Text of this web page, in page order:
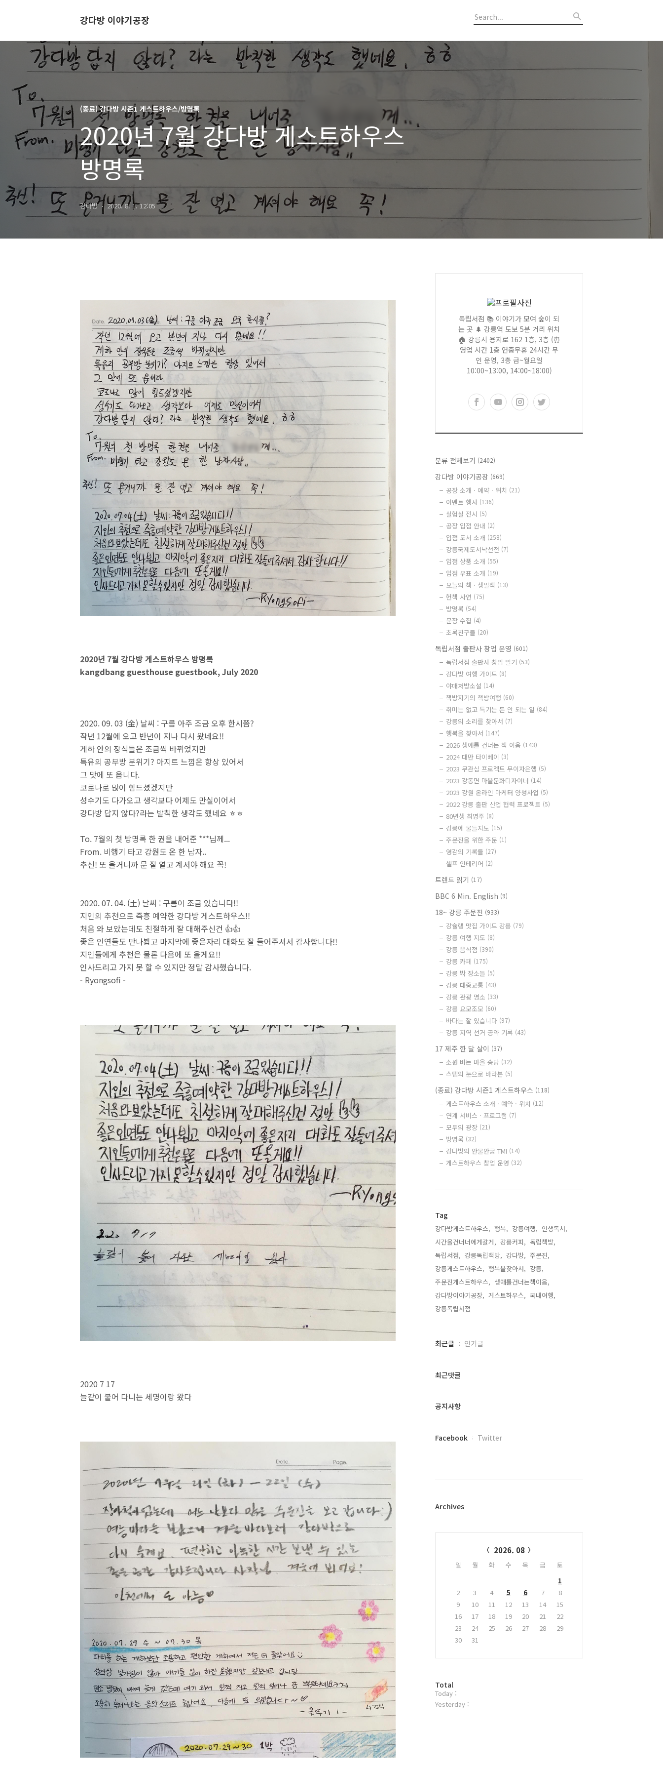
강다방 이야기공장
(종료) 강다방 시즌1 게스트하우스/방명록
2020년 7월 강다방 게스트하우스
방명록
강다방 2020. 8. 1. 12:05
2020년 7월 강다방 게스트하우스 방명록
kangdbang guesthouse guestbook, July 2020
2020. 09. 03 (金) 날씨 : 구름 아주 조금 오후 한시쯤?
작년 12월에 오고 반년이 지나 다시 왔네요!!
게하 안의 장식들은 조금씩 바뀌었지만
특유의 공부방 분위기? 아지트 느낌은 항상 있어서
그 맛에 또 옵니다.
코로나로 많이 힘드셨겠지만
성수기도 다가오고 생각보다 어제도 만실이어서
강다방 답지 않다?라는 발칙한 생각도 했네요 ㅎㅎ
To. 7월의 첫 방명록 한 권을 내어준 ***님께...
From. 비행기 타고 강원도 온 한 남자..
추신! 또 올거니까 문 잘 열고 계셔야 해요 꼭!
2020. 07. 04. (土) 날씨 : 구름이 조금 있습니다!!
지인의 추천으로 즉흥 예약한 강다방 게스트하우스!!
처음 와 보았는데도 친절하게 잘 대해주신건 👍👍
좋은 인연들도 만나뵙고 마지막에 좋은자리 대화도 잘 들어주셔서 감사합니다!!
지인들에게 추천은 물론 다음에 또 올게요!!
인사드리고 가지 못 할 수 있지만 정말 감사했습니다.
- Ryongsofi -
2020 7 17
늘같이 붙어 다니는 세명이랑 왔다
독립서점 📚 이야기가 모여 숲이 되
는 곳 🌲 강릉역 도보 5분 거리 위치
🏠 강릉시 용지로 162 1층, 3층 (⏰
영업 시간 1층 연중무휴 24시간 무
인 운영, 3층 금~월요일
10:00~13:00, 14:00~18:00)
분류 전체보기 (2402)
강다방 이야기공장 (669)
공장 소개 · 예약 · 위치 (21)
이벤트 행사 (136)
실험실 전시 (5)
공장 입점 안내 (2)
입점 도서 소개 (258)
강릉국제도서낙선전 (7)
입점 상품 소개 (55)
입점 우표 소개 (19)
오늘의 책 · 생일책 (13)
헌책 사연 (75)
방명록 (54)
문장 수집 (4)
초록친구들 (20)
독립서점 출판사 창업 운영 (601)
독립서점 출판사 창업 일기 (53)
강다방 여행 가이드 (8)
야매처방소설 (14)
책방지기의 책방여행 (60)
취미는 없고 특기는 돈 안 되는 일 (84)
강릉의 소리를 찾아서 (7)
행복을 찾아서 (147)
2026 생애를 건너는 책 이음 (143)
2024 대만 타이베이 (3)
2023 무관심 프로젝트 무이자은행 (5)
2023 강동면 마을문화디자이너 (14)
2023 강원 온라인 마케터 양성사업 (5)
2022 강릉 출판 산업 협력 프로젝트 (5)
80년생 최명주 (8)
강릉에 물들지도 (15)
주문진을 위한 주문 (1)
영감의 기록들 (27)
셀프 인테리어 (2)
트렌드 읽기 (17)
BBC 6 Min. English (9)
18~ 강릉 주문진 (933)
강슐랭 맛집 가이드 강릉 (79)
강릉 여행 지도 (8)
강릉 음식점 (390)
강릉 카페 (175)
강릉 밖 장소들 (5)
강릉 대중교통 (43)
강릉 관광 명소 (33)
강릉 요모조모 (60)
바다는 잘 있습니다 (97)
강릉 지역 선거 공약 기록 (43)
17 제주 한 달 살이 (37)
소원 비는 마을 송당 (32)
스텝의 눈으로 바라본 (5)
(종료) 강다방 시즌1 게스트하우스 (118)
게스트하우스 소개 · 예약 · 위치 (12)
연계 서비스 · 프로그램 (7)
모두의 광장 (21)
방명록 (32)
강다방의 안물안궁 TMI (14)
게스트하우스 창업 운영 (32)
Tag
강다방게스트하우스, 행복, 강릉여행, 인생독서,
시간을건너너에게갈게, 강릉커피, 독립책방,
독립서점, 강릉독립책방, 강다방, 주문진,
강릉게스트하우스, 행복을찾아서, 강릉,
주문진게스트하우스, 생애를건너는책이음,
강다방이야기공장, 게스트하우스, 국내여행,
강릉독립서점,
최
과
글
최근글 인기글
최근댓글
공지사항
페
플
Facebook Twitter
Archives
2026. 08
일 월 화 수 목 금
토
1
2
3 4 5 6 7
8
9
10 11 12 13 14
15
16
17 18 19 20 21
22
23
24 25 26 27 28
29
30
31
방
문
자
Total
Today :
Yesterday :